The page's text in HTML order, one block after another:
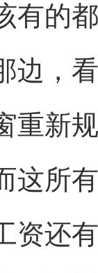
有的
边，
重新
所有
资还